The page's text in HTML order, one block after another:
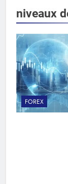
niveaux
FOREX